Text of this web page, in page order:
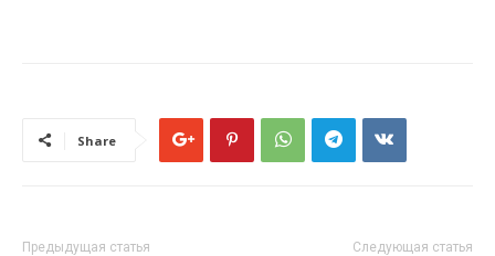
Share
Предыдущая статья Следующая статья